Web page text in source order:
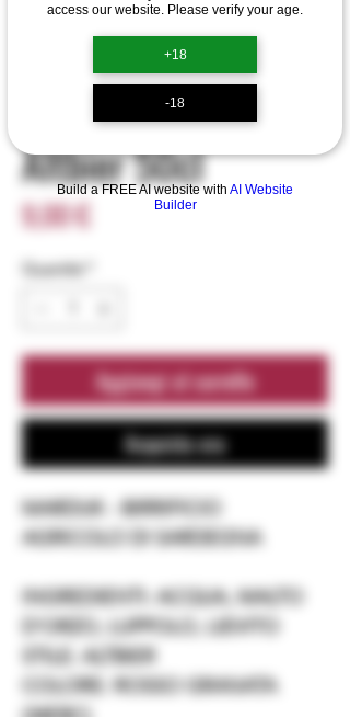
access our website. Please verify your age.
+18
-18
Build a FREE AI website with AI Website
Builder
Altbier 50cl
9,00 €Prezzo
Quantità
Aggiungi al carrello
Acquista ora
MARDUK - BIRRIFICIO
AGRICOLO DI SARDEGNA
INGREDIENTI: ACQUA, MALTO
D'ORZO, LUPPOLO, LIEVITO
STILE: ALTBIER
COLORE: ROSSO GRANATA